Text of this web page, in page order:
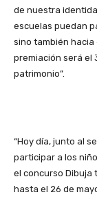
de nuestra
escuelas puedan
sino también hacia
premiación será el
patrimonio”.
“Hoy día, junto al
participar a los
el concurso Dibuja
hasta el 26 de